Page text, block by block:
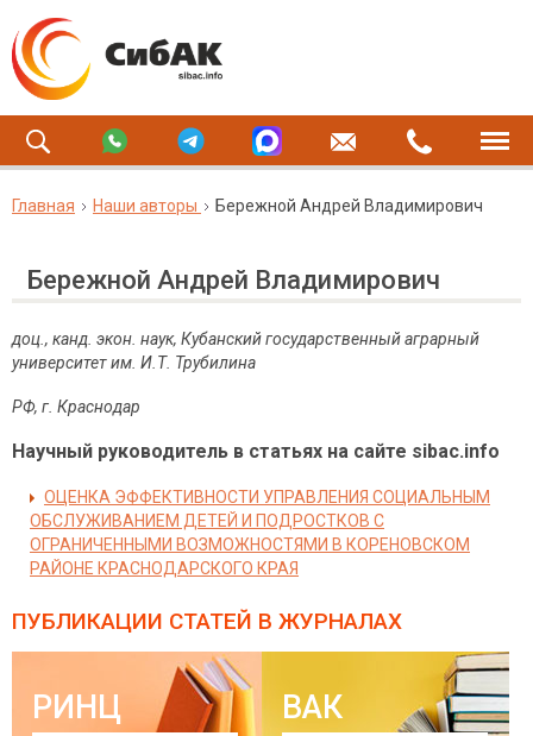
Главная Наши авторы Бережной Андрей Владимирович
Бережной Андрей Владимирович
доц., канд. экон. наук, Кубанский государственный аграрный
университет им. И.Т. Трубилина
РФ, г. Краснодар
Научный руководитель в статьях на сайте sibac.info
ОЦЕНКА ЭФФЕКТИВНОСТИ УПРАВЛЕНИЯ СОЦИАЛЬНЫМ
ОБСЛУЖИВАНИЕМ ДЕТЕЙ И ПОДРОСТКОВ С
ОГРАНИЧЕННЫМИ ВОЗМОЖНОСТЯМИ В КОРЕНОВСКОМ
РАЙОНЕ КРАСНОДАРСКОГО КРАЯ
ПУБЛИКАЦИИ СТАТЕЙ В ЖУРНАЛАХ
РИНЦ ВАК